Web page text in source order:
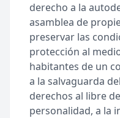
derecho a la
asamblea de
preservar las
protección al
habitantes de un
a la salvaguarda
derechos al libre
personalidad, a la